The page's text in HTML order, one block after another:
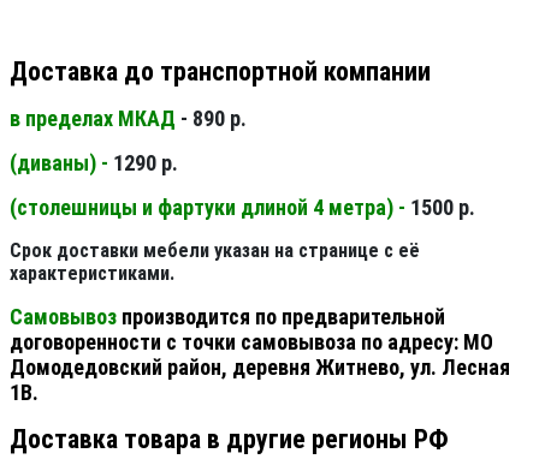
Доставка до транспортной компании
в пределах МКАД - 890 р.
(диваны) - 1290 р.
(столешницы и фартуки длиной 4 метра) - 1500 р.
Срок доставки мебели указан на странице с её
характеристиками.
Самовывоз производится по предварительной
договоренности с точки самовывоза по адресу: МО
Домодедовский район, деревня Житнево, ул. Лесная
1В.
Доставка товара в другие регионы РФ